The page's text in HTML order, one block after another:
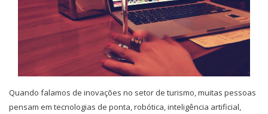
Quando falamos de inovações no setor de turismo, muitas pessoas
pensam em tecnologias de ponta, robótica, inteligência artificial,